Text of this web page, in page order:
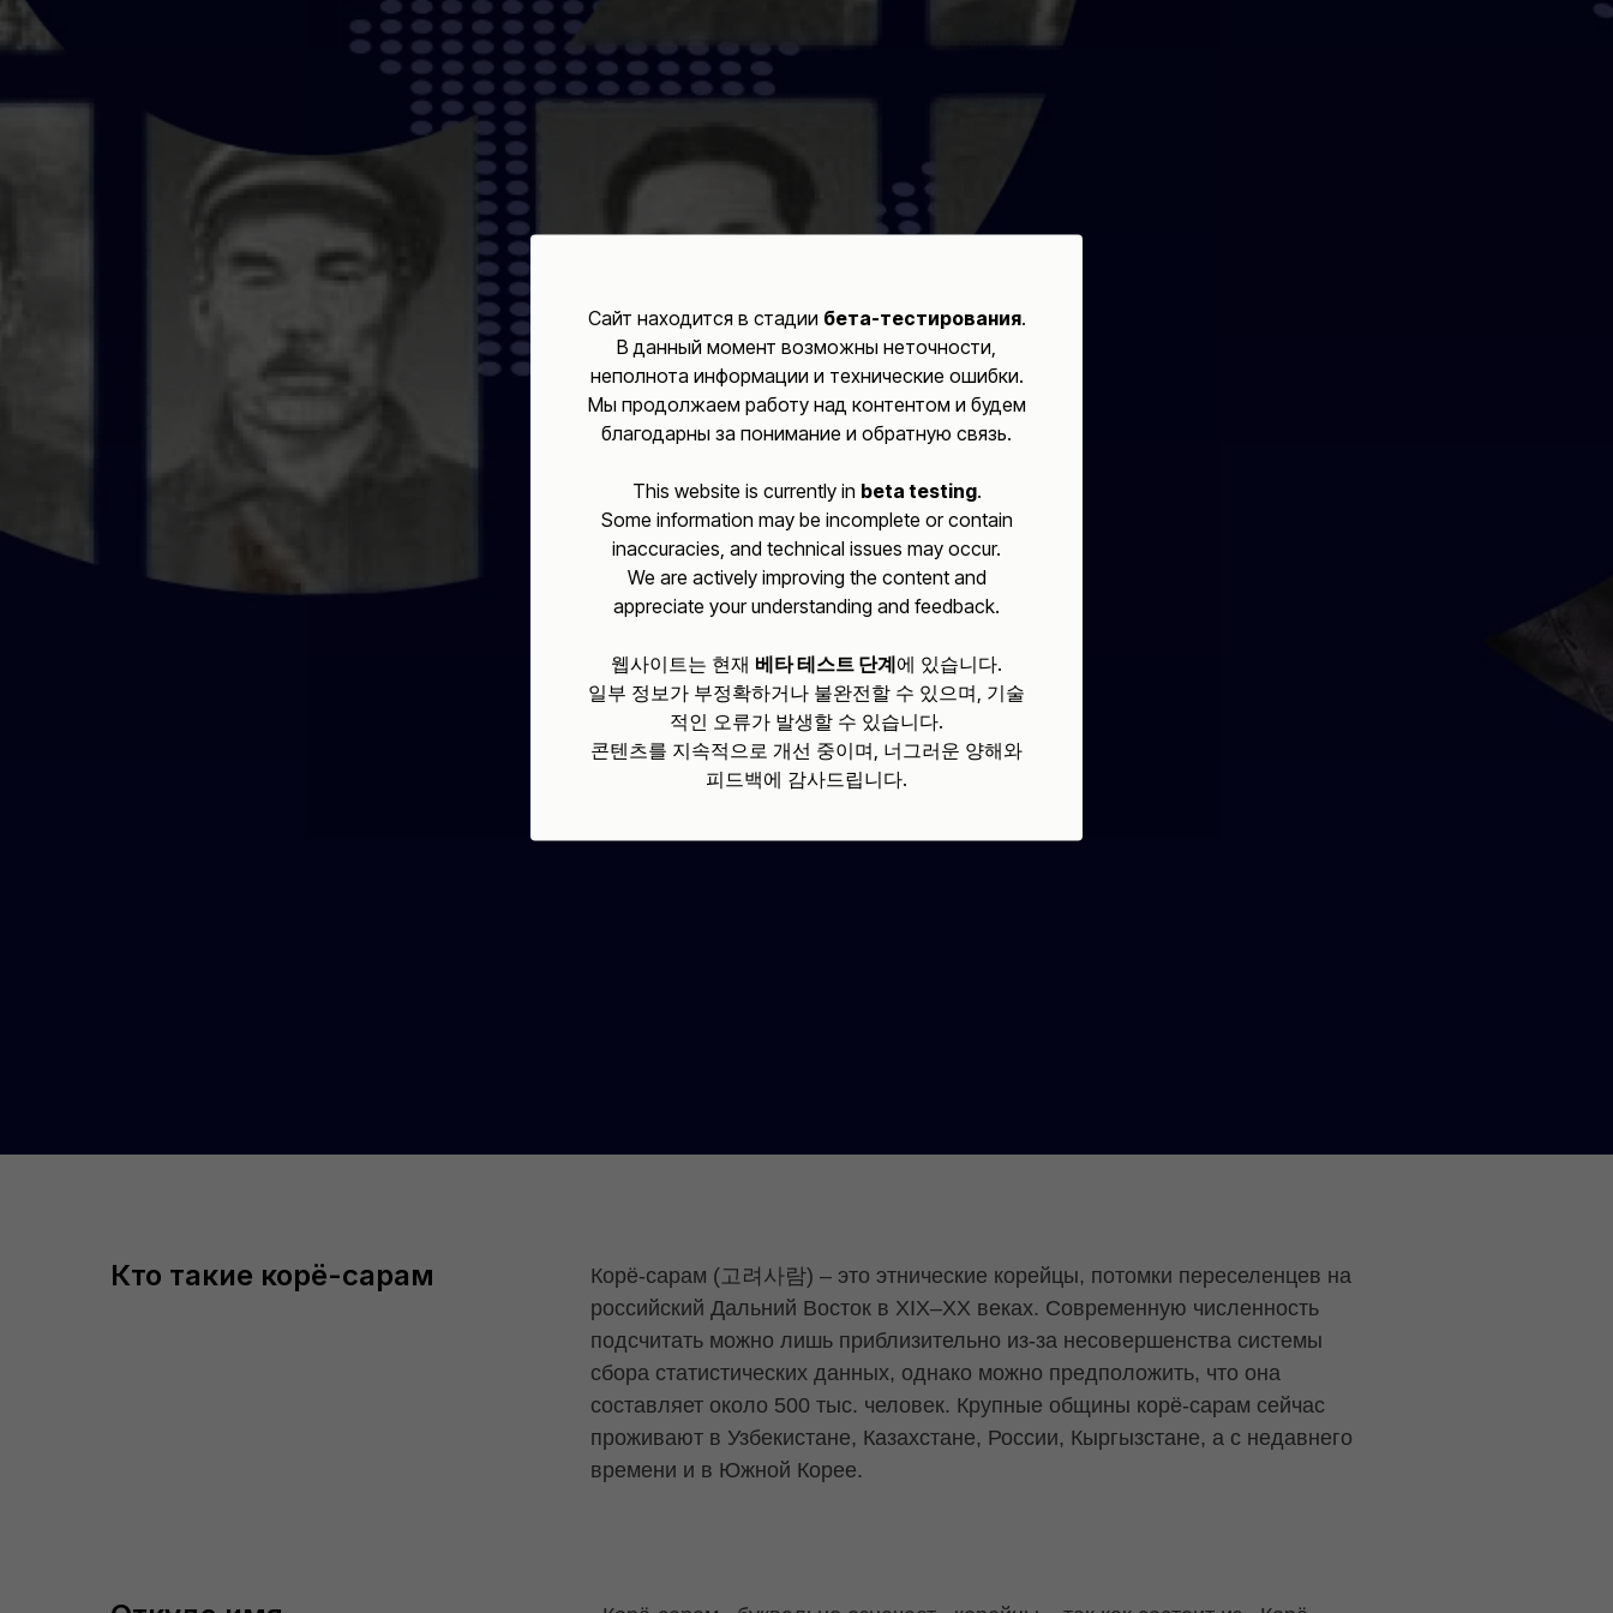
Кто такие корё-сарам
Корё-сарам (고려사람) – это этнические корейцы, потомки переселенцев на
российский Дальний Восток в XIX–XX веках. Современную численность
подсчитать можно лишь приблизительно из-за несовершенства системы
сбора статистических данных, однако можно предположить, что она
составляет около 500 тыс. человек. Крупные общины корё-сарам сейчас
проживают в Узбекистане, Казахстане, России, Кыргызстане, а с недавнего
времени и в Южной Корее.
Сайт находится в стадии бета-тестирования.
В данный момент возможны неточности,
неполнота информации и технические ошибки.
Мы продолжаем работу над контентом и будем
благодарны за понимание и обратную связь.
This website is currently in beta testing.
Some information may be incomplete or contain
inaccuracies, and technical issues may occur.
We are actively improving the content and
appreciate your understanding and feedback.
웹사이트는 현재 베타 테스트 단계에 있습니다.
일부 정보가 부정확하거나 불완전할 수 있으며, 기술
적인 오류가 발생할 수 있습니다.
콘텐츠를 지속적으로 개선 중이며, 너그러운 양해와
피드백에 감사드립니다.